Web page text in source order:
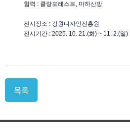
협력 : 클랑포레스트, 마하산방
전시장소 : 강원디자인진흥원
전시기간 : 2025. 10. 21.(화) ~ 11. 2.(일)
목록